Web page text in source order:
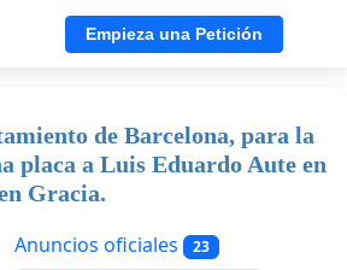
Empieza una Petición
de Barcelona, para la
placa a Luis Eduardo Aute en
Gracia.
Anuncios oficiales 23